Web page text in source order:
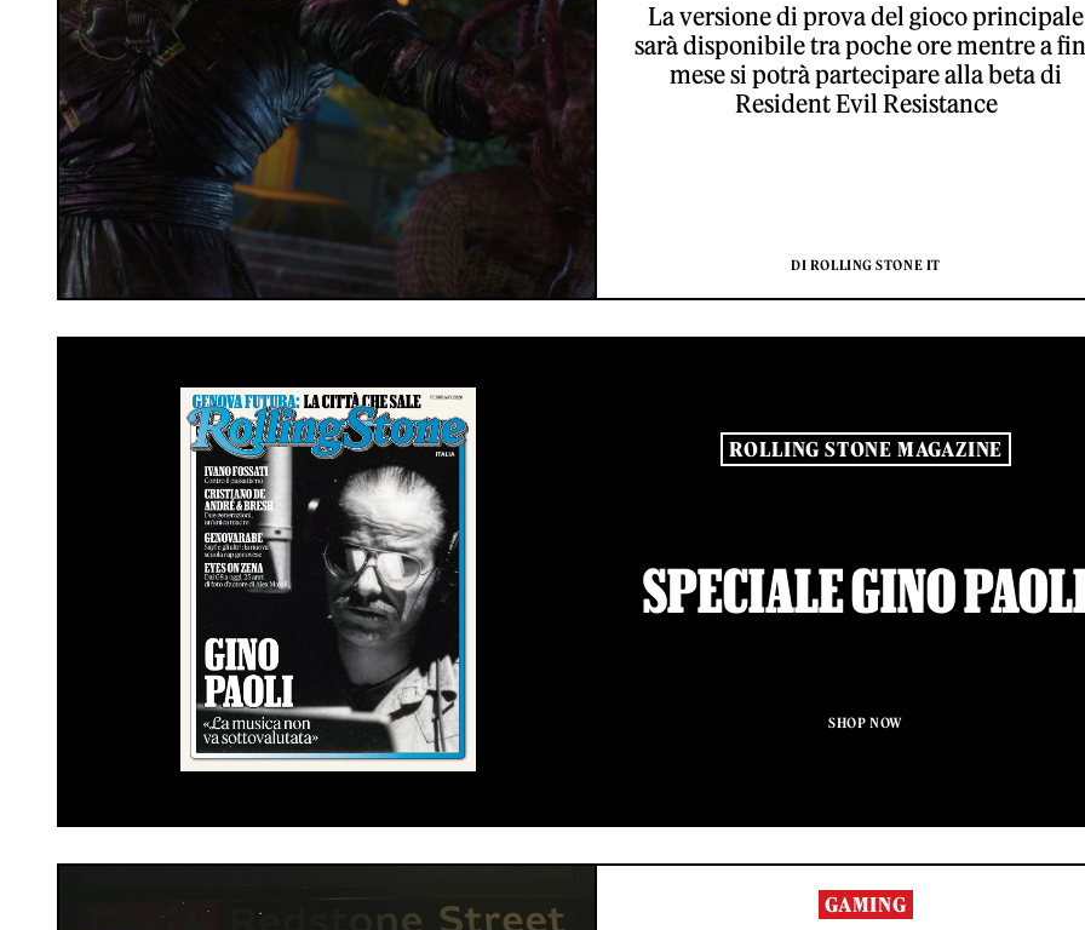
La versione di prova del gioco principale
sarà disponibile tra poche ore mentre a
mese si potrà partecipare alla beta di
Resident Evil Resistance
DI ROLLING STONE IT
ROLLING STONE MAGAZINE
SPECIALE GINO
SHOP NOW
GAMING